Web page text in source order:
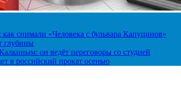
снимали «Человека с бульвара Капуцинов»
глубины
он ведёт переговоры со студией
в российский прокат осенью